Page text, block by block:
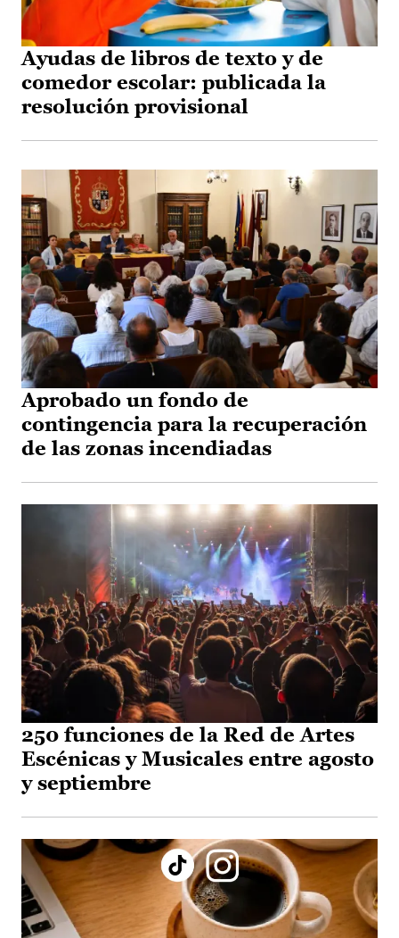
Ayudas de libros de texto y de
comedor escolar: publicada la
resolución provisional
Aprobado un fondo de
contingencia para la recuperación
de las zonas incendiadas
250 funciones de la Red de Artes
Escénicas y Musicales entre agosto
y septiembre